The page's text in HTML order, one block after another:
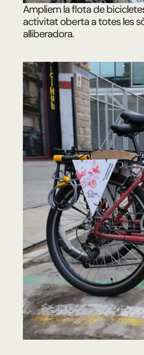
Ampliem la flota de
activitat oberta a totes les
alliberadora.